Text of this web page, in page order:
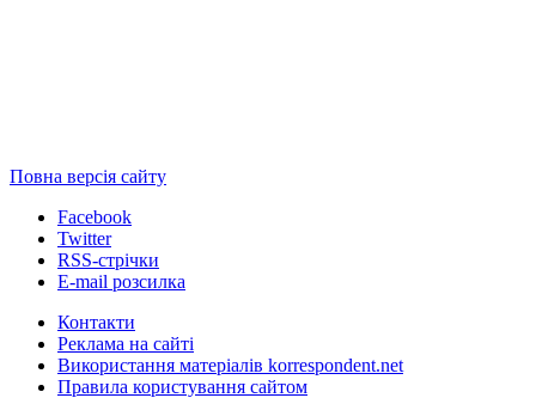
Повна версія сайту
Facebook
Twitter
RSS-стрічки
E-mail розсилка
Контакти
Реклама на сайті
Використання матеріалів korrespondent.net
Правила користування сайтом